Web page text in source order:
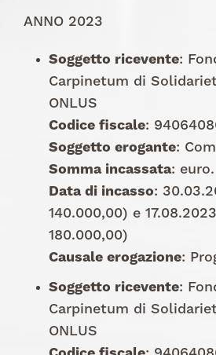
ANNO 2023
Soggetto ricevente:
Carpinetum di
ONLUS
Codice fiscale:
Soggetto erogante:
Somma incassata:
Data di incasso:
140.000,00) e
180.000,00)
Causale erogazione:
Soggetto ricevente:
Carpinetum di
ONLUS